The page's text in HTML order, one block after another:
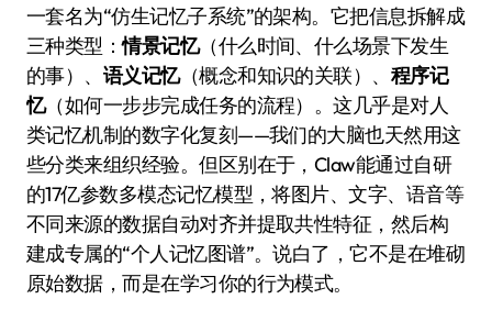
一套名为“仿生记忆子系统”的架构。它把信息拆解成
三种类型：情景记忆（什么时间、什么场景下发生
的事）、 语义记忆（概念和知识的关联）、 程序记
忆（如何一步步完成任务的流程）。这几乎是对人
类记忆机制的数字化复刻——我们的大脑也天然用这
些分类来组织经验。但区别在于，Claw能通过自研
的17亿参数多模态记忆模型，将图片、文字、语音等
不同来源的数据自动对齐并提取共性特征，然后构
建成专属的“个人记忆图谱”。说白了，它不是在堆砌
原始数据，而是在学习你的行为模式。